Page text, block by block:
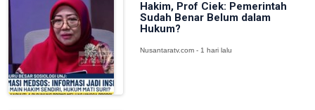
Hakim, Prof Ciek: Pemerintah
Sudah Benar Belum dalam
Hukum?
Nusantaratv.com - 1 hari lalu